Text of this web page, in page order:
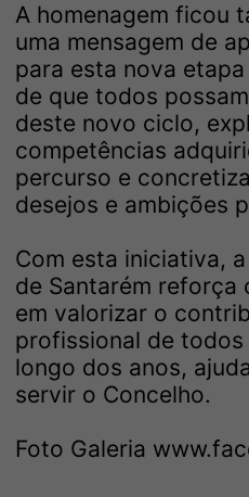
A homenagem ficou
uma mensagem de
para esta nova
de que todos
deste novo ciclo,
competências
percurso e
desejos e ambições
Com esta iniciativa,
de Santarém reforça
em valorizar o
profissional de todos
longo dos anos,
servir o Concelho.
Foto Galeria